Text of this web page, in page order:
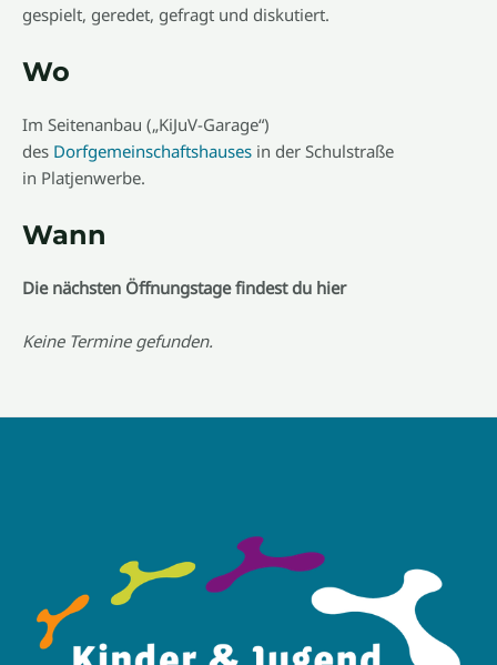
gespielt, geredet, gefragt und diskutiert.
Wo
Im Seitenanbau („KiJuV-Garage“)
des Dorfgemeinschaftshauses in der Schulstraße
in Platjenwerbe.
Wann
Die nächsten Öffnungstage findest du hier
Keine Termine gefunden.